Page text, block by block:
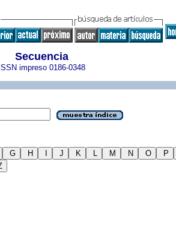
Secuencia
ISSN impreso 0186-0348